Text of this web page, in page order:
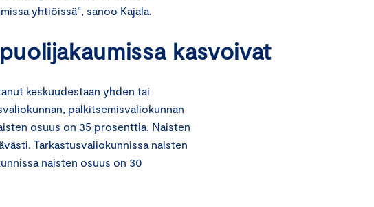
yhtiöissä”, sanoo Kajala.
kasvoivat
keskuudestaan yhden tai
palkitsemisvaliokunnan
osuus on 35 prosenttia. Naisten
Tarkastusvaliokunnissa naisten
naisten osuus on 30